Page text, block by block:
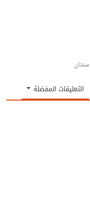
سنتان
التعليقات المفضلة